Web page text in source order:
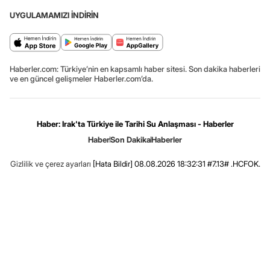
UYGULAMAMIZI İNDİRİN
Haberler.com: Türkiye’nin en kapsamlı haber sitesi. Son dakika haberleri
ve en güncel gelişmeler Haberler.com’da.
Haber: Irak'ta Türkiye ile Tarihi Su Anlaşması - Haberler
HaberSon DakikaHaberler
Gizlilik ve çerez ayarları [Hata Bildir] 08.08.2026 18:32:31 #7.13# .HCFOK.